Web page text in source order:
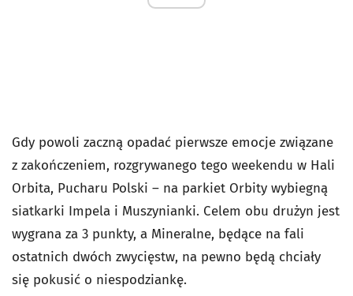
Gdy powoli zaczną opadać pierwsze emocje związane
z zakończeniem, rozgrywanego tego weekendu w Hali
Orbita, Pucharu Polski – na parkiet Orbity wybiegną
siatkarki Impela i Muszynianki. Celem obu drużyn jest
wygrana za 3 punkty, a Mineralne, będące na fali
ostatnich dwóch zwycięstw, na pewno będą chciały
się pokusić o niespodziankę.